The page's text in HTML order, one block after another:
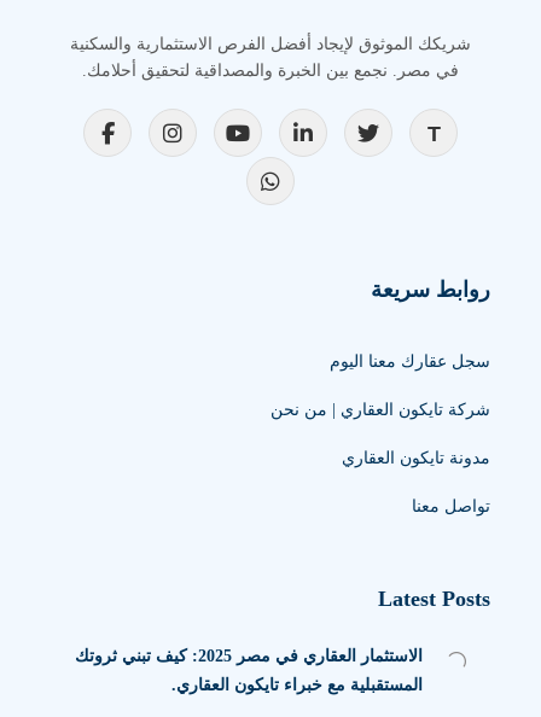
شريكك الموثوق لإيجاد أفضل الفرص الاستثمارية والسكنية
في مصر. نجمع بين الخبرة والمصداقية لتحقيق أحلامك.
روابط سريعة
سجل عقارك معنا اليوم
شركة تايكون العقاري | من نحن
مدونة تايكون العقاري
تواصل معنا
Latest Posts
الاستثمار العقاري في مصر 2025: كيف تبني ثروتك
المستقبلية مع خبراء تايكون العقاري.